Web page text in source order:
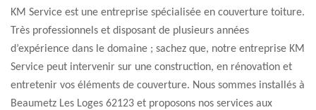
KM Service est une entreprise spécialisée en couverture toiture.
Très professionnels et disposant de plusieurs années
d’expérience dans le domaine ; sachez que, notre entreprise KM
Service peut intervenir sur une construction, en rénovation et
entretenir vos éléments de couverture. Nous sommes installés à
Beaumetz Les Loges 62123 et proposons nos services aux